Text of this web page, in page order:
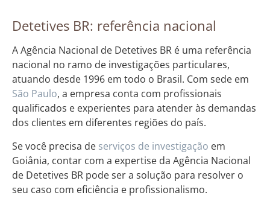
Detetives BR: referência nacional
A Agência Nacional de Detetives BR é uma referência
nacional no ramo de investigações particulares,
atuando desde 1996 em todo o Brasil. Com sede em
São Paulo, a empresa conta com profissionais
qualificados e experientes para atender às demandas
dos clientes em diferentes regiões do país.
Se você precisa de serviços de investigação em
Goiânia, contar com a expertise da Agência Nacional
de Detetives BR pode ser a solução para resolver o
seu caso com eficiência e profissionalismo.